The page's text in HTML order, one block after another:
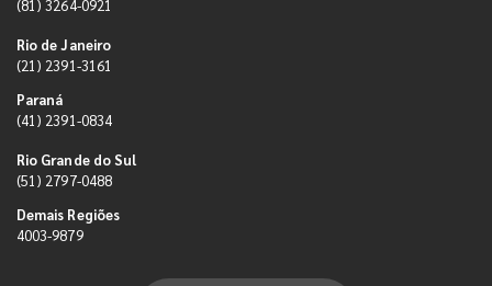
(81) 3264-0921
Rio de Janeiro
(21) 2391-3161
Paraná
(41) 2391-0834
Rio Grande do Sul
(51) 2797-0488
Demais Regiões
4003-9879